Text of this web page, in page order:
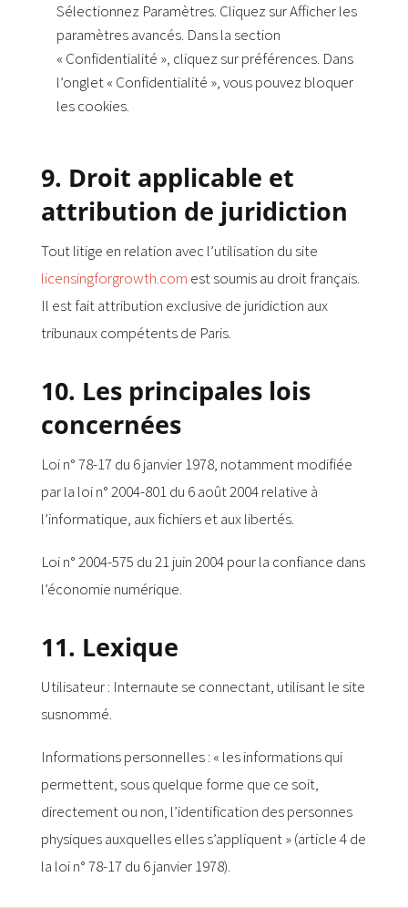
Sélectionnez Paramètres. Cliquez sur Afficher les
paramètres avancés. Dans la section
« Confidentialité », cliquez sur préférences. Dans
l’onglet « Confidentialité », vous pouvez bloquer
les cookies.
9. Droit applicable et
attribution de juridiction
Tout litige en relation avec l’utilisation du site
licensingforgrowth.com est soumis au droit français.
Il est fait attribution exclusive de juridiction aux
tribunaux compétents de Paris.
10. Les principales lois
concernées
Loi n° 78-17 du 6 janvier 1978, notamment modifiée
par la loi n° 2004-801 du 6 août 2004 relative à
l’informatique, aux fichiers et aux libertés.
Loi n° 2004-575 du 21 juin 2004 pour la confiance dans
l’économie numérique.
11. Lexique
Utilisateur : Internaute se connectant, utilisant le site
susnommé.
Informations personnelles : « les informations qui
permettent, sous quelque forme que ce soit,
directement ou non, l’identification des personnes
physiques auxquelles elles s’appliquent » (article 4 de
la loi n° 78-17 du 6 janvier 1978).